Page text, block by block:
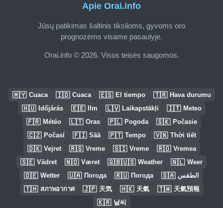
Apie Orai.info
Jūsų patikimas šaltinis tikslioms, gyvoms oro
prognozėms visame pasaulyje.
Orai.info © 2026. Visos teisės saugomos.
🇲🇾 Cuaca 🇮🇩 Cuaca 🇪🇸 El tiempo 🇹🇷 Hava durumu
🇭🇺 Időjárás 🇪🇪 Ilm 🇱🇻 Laikapstākļi 🇮🇹 Meteo
🇫🇷 Météo 🇱🇹 Oras 🇵🇱 Pogoda 🇸🇰 Počasie
🇨🇿 Počasí 🇫🇮 Sää 🇵🇹 Tempo 🇻🇳 Thời tiết
🇩🇰 Vejret 🇷🇸 Vreme 🇸🇮 Vreme 🇷🇴 Vremea
🇸🇪 Vädret 🇳🇴 Været 🇬🇧🇺🇸 Weather 🇳🇱 Weer
🇩🇪 Wetter 🇺🇦 Погода 🇷🇺 Погода 🇸🇦 الطقس
🇹🇭 สภาพอากาศ 🇯🇵 天気 🇭🇰 天氣 🇹🇼 天氣預報
🇰🇷 날씨